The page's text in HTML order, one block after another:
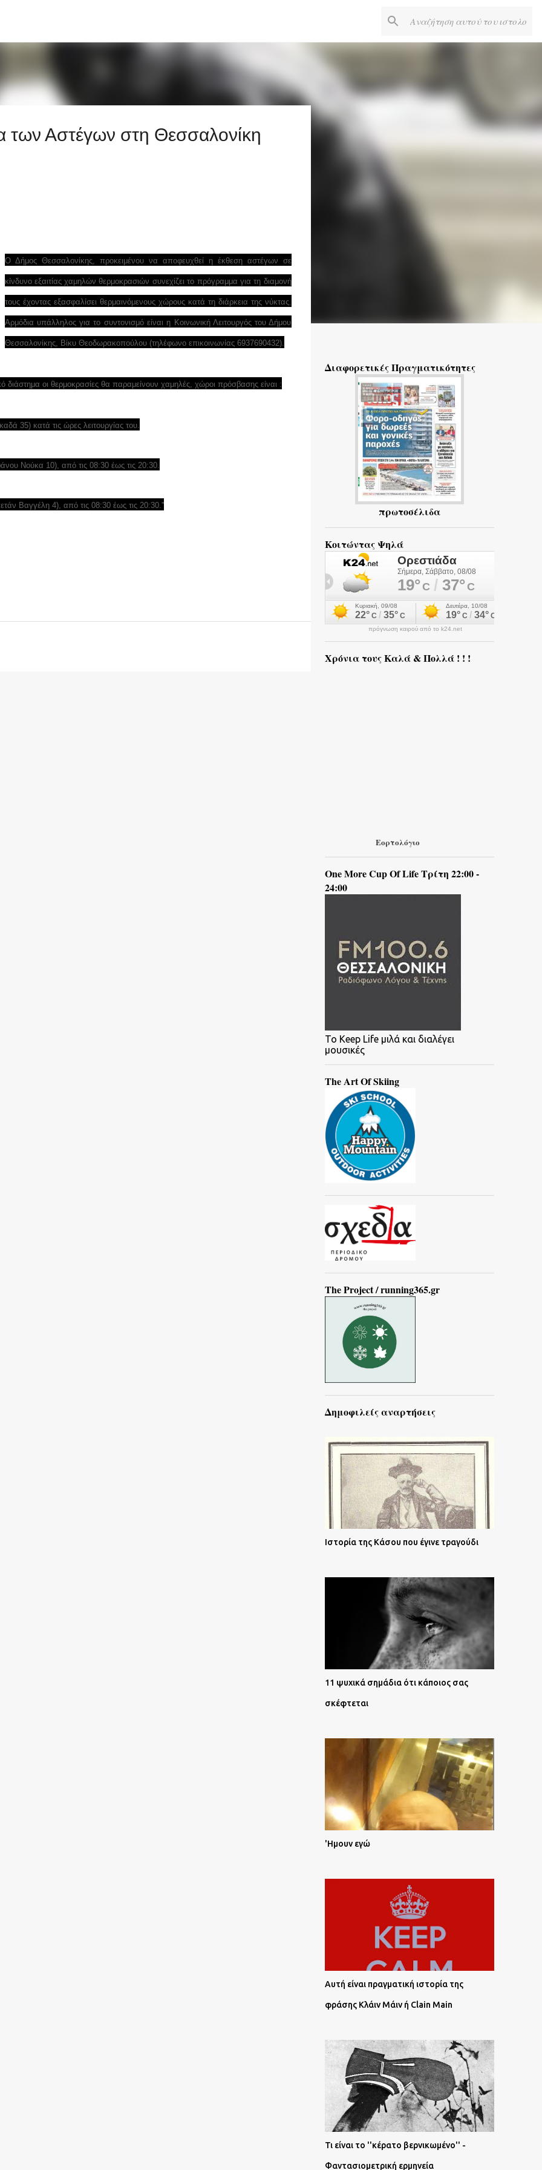
των Αστέγων στη Θεσσαλονίκη
Ο Δήμος Θεσσαλονίκης, προκειμένου να αποφευχθεί η έκθεση αστέγων σε
κίνδυνο εξαιτίας χαμηλών θερμοκρασιών συνεχίζει το πρόγραμμα για τη διαμονή
τους έχοντας εξασφαλίσει θερμαινόμενους χώρους κατά τη διάρκεια της νύκτας.
Αρμόδια υπάλληλος για το συντονισμό είναι η Κοινωνική Λειτουργός του Δήμου
Θεσσαλονίκης, Βίκυ Θεοδωρακοπούλου (τηλέφωνο επικοινωνίας 6937690432).
διάστημα οι θερμοκρασίες θα παραμείνουν χαμηλές, χώροι πρόσβασης είναι :
35) κατά τις ώρες λειτουργίας του.
Νούκα 10), από τις 08:30 έως τις 20:30.
Βαγγέλη 4), από τις 08:30 έως τις 20:30.''
Διαφορετικές Πραγματικότητες
πρωτοσέλιδα
Κοιτώντας Ψηλά
πρόγνωση καιρού από το k24.net
Χρόνια τους Καλά & Πολλά ! ! !
Εορτολόγιο
One More Cup Of Life Τρίτη 22:00 -
24:00
To Keep Life μιλά και διαλέγει
μουσικές
The Art Of Skiing
The Project / running365.gr
Δημοφιλείς αναρτήσεις
Ιστορία της Κάσου που έγινε τραγούδι
11 ψυχικά σημάδια ότι κάποιος σας
σκέφτεται
'Ημουν εγώ
Αυτή είναι πραγματική ιστορία της
φράσης Κλάιν Μάιν ή Clain Main
Τι είναι το ''κέρατο βερνικωμένο'' -
Φαντασιομετρική ερμηνεία